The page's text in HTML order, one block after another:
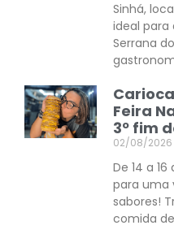
Sinhá,
ideal para
Serrana
Feira
3º fim
02/08/2026
De 14 a
para uma
sabores!
comida